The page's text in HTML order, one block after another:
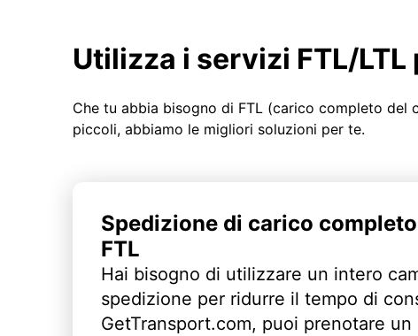
Utilizza i servizi FTL/
Che tu abbia bisogno di FTL (carico completo del
piccoli, abbiamo le migliori soluzioni per te.
Spedizione di carico
FTL
Hai bisogno di utilizzare un intero
spedizione per ridurre il tempo di
GetTransport.com, puoi prenotare un